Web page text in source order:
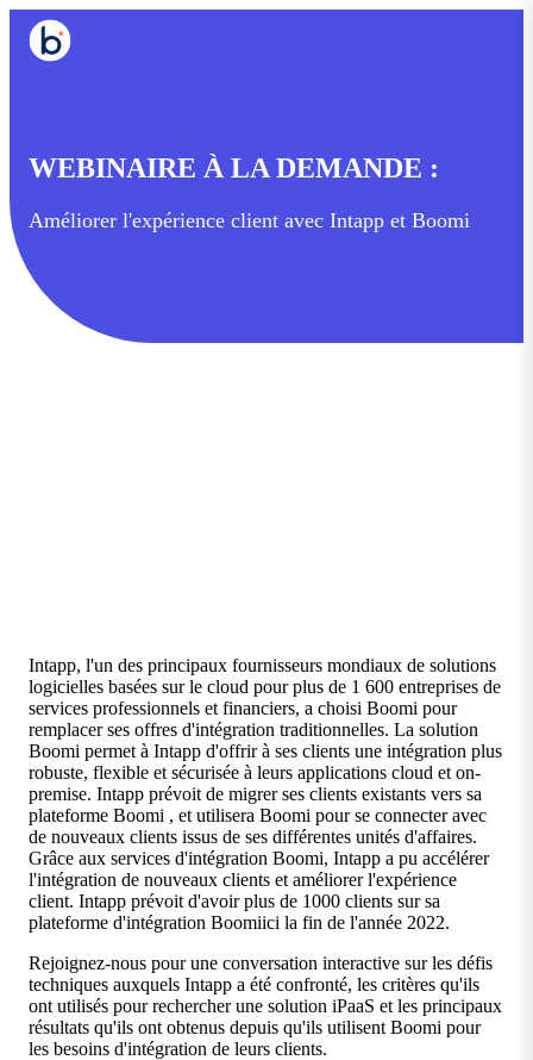
WEBINAIRE À LA DEMANDE :
Améliorer l'expérience client avec Intapp et Boomi
Intapp, l'un des principaux fournisseurs mondiaux de solutions
logicielles basées sur le cloud pour plus de 1 600 entreprises de
services professionnels et financiers, a choisi Boomi pour
remplacer ses offres d'intégration traditionnelles. La solution
Boomi permet à Intapp d'offrir à ses clients une intégration plus
robuste, flexible et sécurisée à leurs applications cloud et on-
premise. Intapp prévoit de migrer ses clients existants vers sa
plateforme Boomi , et utilisera Boomi pour se connecter avec
de nouveaux clients issus de ses différentes unités d'affaires.
Grâce aux services d'intégration Boomi, Intapp a pu accélérer
l'intégration de nouveaux clients et améliorer l'expérience
client. Intapp prévoit d'avoir plus de 1000 clients sur sa
plateforme d'intégration Boomiici la fin de l'année 2022.
Rejoignez-nous pour une conversation interactive sur les défis
techniques auxquels Intapp a été confronté, les critères qu'ils
ont utilisés pour rechercher une solution iPaaS et les principaux
résultats qu'ils ont obtenus depuis qu'ils utilisent Boomi pour
les besoins d'intégration de leurs clients.